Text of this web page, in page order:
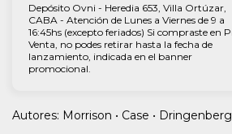
Depósito Ovni - Heredia 653, Villa Ortúzar,
CABA - Atención de Lunes a Viernes de 9 a
16:45hs (excepto feriados) Si compraste en
Venta, no podes retirar hasta la fecha de
lanzamiento, indicada en el banner
promocional.
Autores: Morrison • Case • Dringenberg